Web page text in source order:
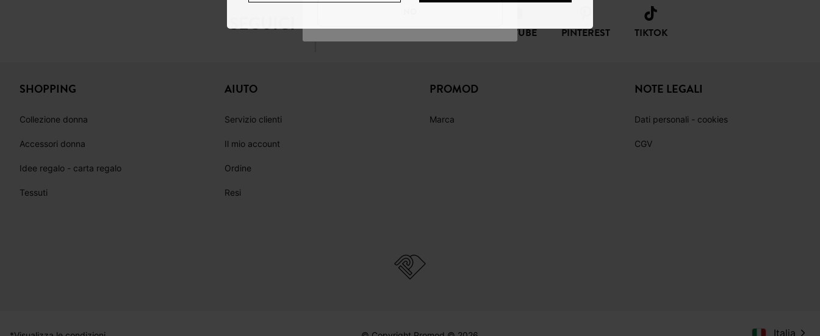
SEGUICI FACEBOOK INSTAGRAM YOUTUBE PINTEREST TIKTOK
SHOPPING
Collezione donna
Accessori donna
Idee regalo - carta regalo
Tessuti
AIUTO
Servizio clienti
Il mio account
Ordine
Resi
PROMOD
Marca
NOTE LEGALI
Dati personali - cookies
CGV
Italia